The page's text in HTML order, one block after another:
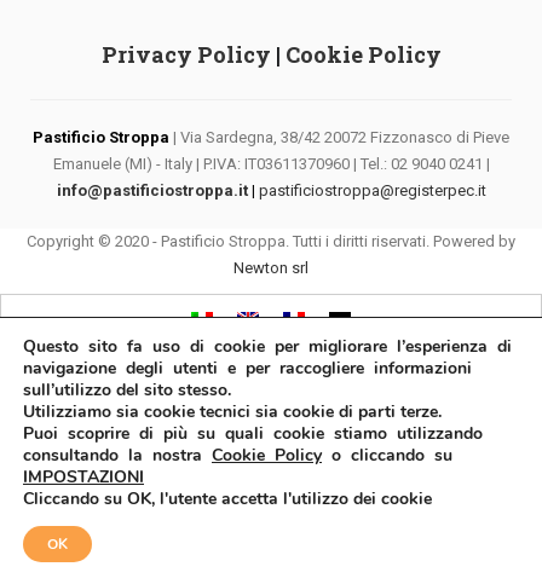
Privacy Policy | Cookie Policy
Pastificio Stroppa | Via Sardegna, 38/42 20072 Fizzonasco di Pieve
Emanuele (MI) - Italy | P.IVA: IT03611370960 | Tel.: 02 9040 0241 |
info@pastificiostroppa.it| pastificiostroppa@registerpec.it
Copyright © 2020 - Pastificio Stroppa. Tutti i diritti riservati. Powered by
Newton srl
Questo sito fa uso di cookie per migliorare l’esperienza di
navigazione degli utenti e per raccogliere informazioni
sull’utilizzo del sito stesso.
Utilizziamo sia cookie tecnici sia cookie di parti terze.
Puoi scoprire di più su quali cookie stiamo utilizzando
consultando la nostra Cookie Policyo cliccando su
IMPOSTAZIONI
Cliccando su OK, l'utente accetta l'utilizzo dei cookie
OK